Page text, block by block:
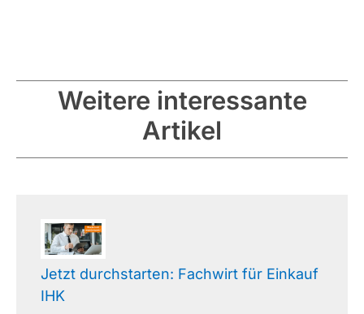
Weitere interessante
Artikel
Jetzt durchstarten: Fachwirt für Einkauf
IHK